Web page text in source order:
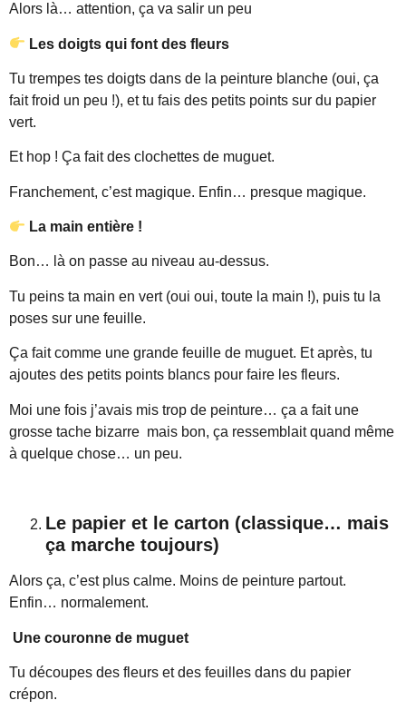
Alors là… attention, ça va salir un peu
Les doigts qui font des fleurs
Tu trempes tes doigts dans de la peinture blanche (oui, ça
fait froid un peu !), et tu fais des petits points sur du papier
vert.
Et hop ! Ça fait des clochettes de muguet.
Franchement, c’est magique. Enfin… presque magique.
La main entière !
Bon… là on passe au niveau au-dessus.
Tu peins ta main en vert (oui oui, toute la main !), puis tu la
poses sur une feuille.
Ça fait comme une grande feuille de muguet. Et après, tu
ajoutes des petits points blancs pour faire les fleurs.
Moi une fois j’avais mis trop de peinture… ça a fait une
grosse tache bizarre mais bon, ça ressemblait quand même
à quelque chose… un peu.
Le papier et le carton (classique… mais
ça marche toujours)
Alors ça, c’est plus calme. Moins de peinture partout.
Enfin… normalement.
Une couronne de muguet
Tu découpes des fleurs et des feuilles dans du papier
crépon.